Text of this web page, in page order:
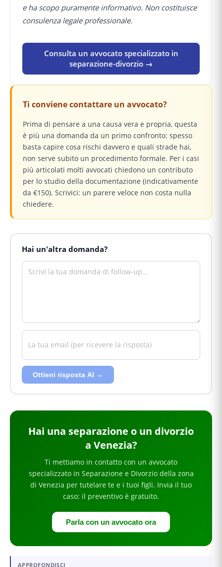
e ha scopo puramente informativo. Non costituisce
consulenza legale professionale.
Consulta un avvocato specializzato in
separazione-divorzio →
Ti conviene contattare un avvocato?
Prima di pensare a una causa vera e propria, questa
è più una domanda da un primo confronto: spesso
basta capire cosa rischi davvero e quali strade hai,
non serve subito un procedimento formale. Per i casi
più articolati molti avvocati chiedono un contributo
per lo studio della documentazione (indicativamente
da €150). Scrivici: un parere veloce non costa nulla
chiedere.
Hai un'altra domanda?
Ottieni risposta AI →
Hai una separazione o un divorzio
a Venezia?
Ti mettiamo in contatto con un avvocato
specializzato in Separazione e Divorziodella zona
di Venezia per tutelare te e i tuoi figli. Invia il tuo
caso: il preventivo è gratuito.
Parla con un avvocato ora
APPROFONDISCI